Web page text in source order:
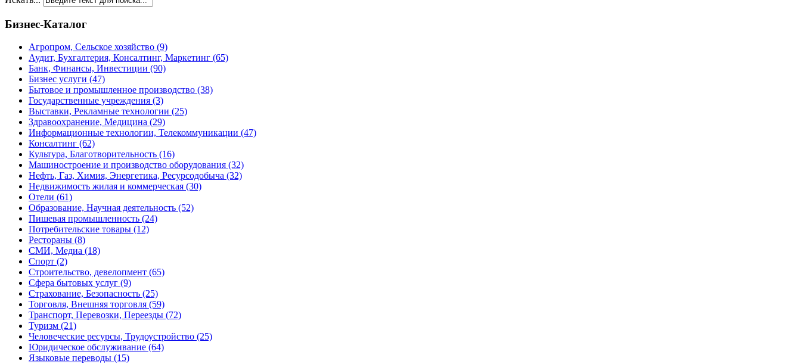
Бизнес-Каталог
Агропром, Сельское хозяйство (9)
Аудит, Бухгалтерия, Консалтинг, Маркетинг (65)
Банк, Финансы, Инвестиции (90)
Бизнес услуги (47)
Бытовое и промышленное производство (38)
Государственные учреждения (3)
Выставки, Рекламные технологии (25)
Здравоохранение, Медицина (29)
Информационные технологии, Телекоммуникации (47)
Консалтинг (62)
Культура, Благотворительность (16)
Машиностроение и производство оборудования (32)
Нефть, Газ, Химия, Энергетика, Ресурсодобыча (32)
Недвижимость жилая и коммерческая (30)
Отели (61)
Образование, Научная деятельность (52)
Пишевая промышленность (24)
Потребительские товары (12)
Рестораны (8)
СМИ, Медиа (18)
Спорт (2)
Строительство, девелопмент (65)
Сфера бытовых услуг (9)
Страхование, Безопасность (25)
Торговля, Внешняя торговля (59)
Транспорт, Перевозки, Переезды (72)
Туризм (21)
Человеческие ресурсы, Трудоустройство (25)
Юридическое обслуживание (64)
Языковые переводы (15)